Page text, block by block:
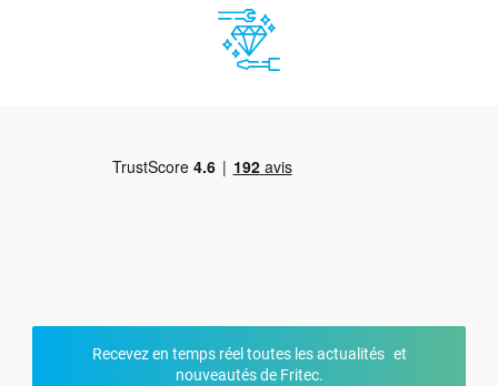
Recevez en temps réel toutes les actualités et
nouveautés de Fritec.